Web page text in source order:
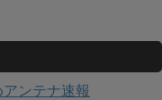
ンテナ速報